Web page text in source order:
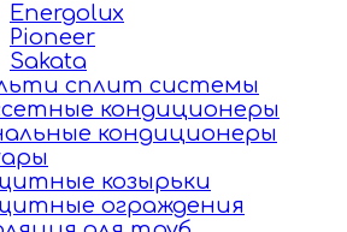
Energolux
Pioneer
Sakata
сплит системы
кондиционеры
кондиционеры
козырьки
ограждения